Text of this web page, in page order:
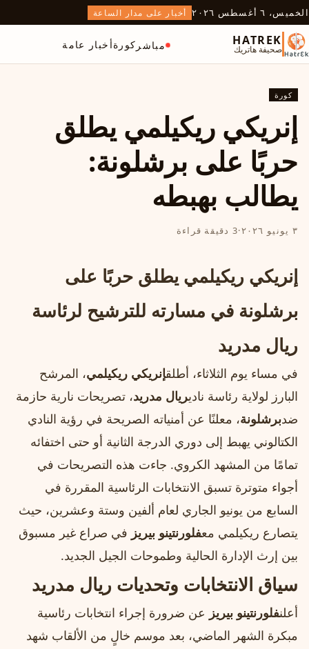
الخميس، ٦ أغسطس ٢٠٢٦ أخبار على مدار الساعة
HATREK
صحيفة هاتريك مباشر كورةأخبار عامة
كورة
إنريكي ريكيلمي يطلق
حربًا على برشلونة:
يطالب بهبطه
٣ يونيو ٢٠٢٦ ·3 دقيقة قراءة
إنريكي ريكيلمي يطلق حربًا على
برشلونة في مسارته للترشيح لرئاسة
ريال مدريد
في مساء يوم الثلاثاء، أطلقإنريكي ريكيلمي، المرشح
البارز لولاية رئاسة ناديريال مدريد، تصريحات نارية حازمة
ضدبرشلونة، معلنًا عن أمنياته الصريحة في رؤية النادي
الكتالوني يهبط إلى دوري الدرجة الثانية أو حتى اختفائه
تمامًا من المشهد الكروي. جاءت هذه التصريحات في
أجواء متوترة تسبق الانتخابات الرئاسية المقررة في
السابع من يونيو الجاري لعام ألفين وستة وعشرين، حيث
يتصارع ريكيلمي معفلورنتينو بيريز في صراع غير مسبوق
بين إرث الإدارة الحالية وطموحات الجيل الجديد.
سياق الانتخابات وتحديات ريال مدريد
أعلنفلورنتينو بيريز عن ضرورة إجراء انتخابات رئاسية
مبكرة الشهر الماضي، بعد موسم خالٍ من الألقاب شهد